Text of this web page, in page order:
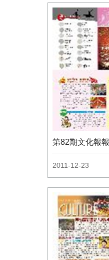
第82期文化報報
2011-12-23